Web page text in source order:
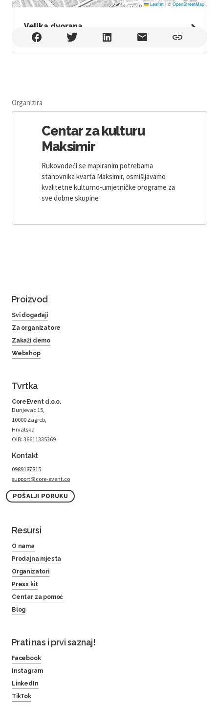
Leaflet |© OpenStreetMap
Velika dvorana
Velika dvorana , Zagreb
Organizira
Centar za kulturu
Maksimir
Rukovodeći se mapiranim potrebama
stanovnika kvarta Maksimir, osmišljavamo
kvalitetne kulturno-umjetničke programe za
sve dobne skupine
Proizvod
Svi događaji
Za organizatore
Zakaži demo
Webshop
Tvrtka
CoreEvent d.o.o.
Dunjevac 15,
10000 Zagreb,
Hrvatska
OIB: 36611335369
Kontakt
0989187815
support@core-event.co
POŠALJI PORUKU
Resursi
O nama
Prodajna mjesta
Organizatori
Press kit
Centar za pomoć
Blog
Prati nas i prvi saznaj!
Facebook
Instagram
LinkedIn
TikTok